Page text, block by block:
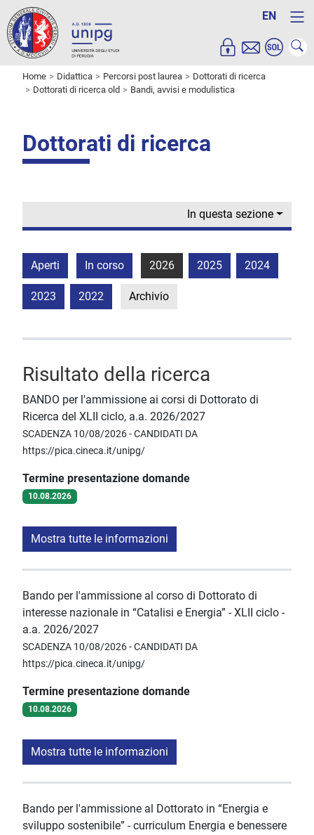
EN
Home Didattica Percorsi post laurea
Dottorati di ricerca
Dottorati di ricerca old
Bandi, avvisi e modulistica
Dottorati di ricerca
In questa sezione
Aperti In corso 2026 2025 2024
2023 2022 Archivio
Risultato della ricerca
BANDO per l'ammissione ai corsi di Dottorato di
Ricerca del XLII ciclo, a.a. 2026/2027
SCADENZA 10/08/2026 - CANDIDATI DA
https://pica.cineca.it/unipg/
Termine presentazione domande
10.08.2026
Mostra tutte le informazioni
Bando per l'ammissione al corso di Dottorato di
interesse nazionale in “Catalisi e Energia” - XLII ciclo -
a.a. 2026/2027
SCADENZA 10/08/2026 - CANDIDATI DA
https://pica.cineca.it/unipg/
Termine presentazione domande
10.08.2026
Mostra tutte le informazioni
Bando per l'ammissione al Dottorato in “Energia e
sviluppo sostenibile” - curriculum Energia e benessere